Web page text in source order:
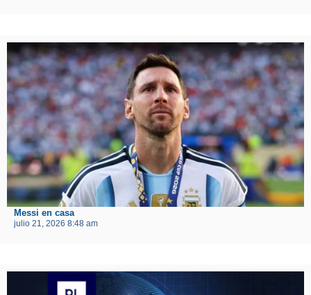
Messi en casa
julio 21, 2026 8:48 am